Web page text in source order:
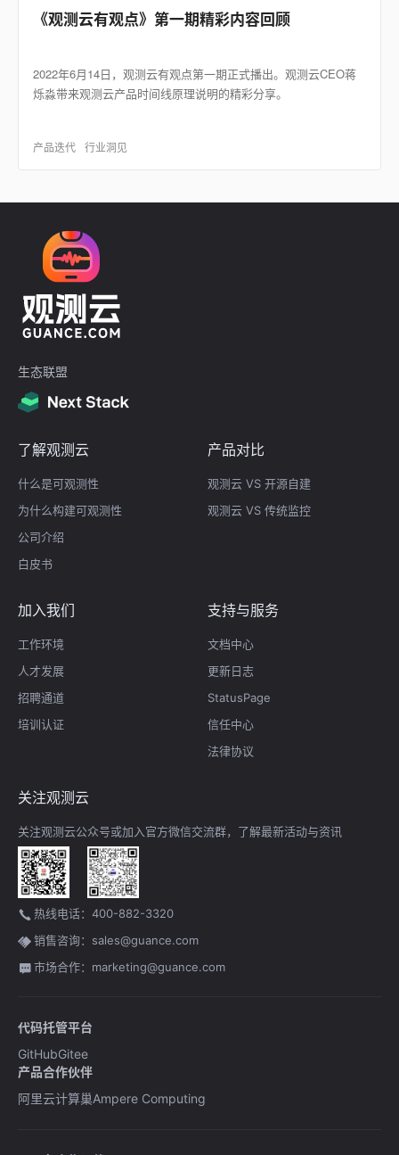
《观测云有观点》第一期精彩内容回顾
2022年6月14日，观测云有观点第一期正式播出。观测云CEO蒋
烁淼带来观测云产品时间线原理说明的精彩分享。
产品迭代 行业洞见
生态联盟
了解观测云
什么是可观测性
为什么构建可观测性
公司介绍
白皮书
产品对比
观测云 VS 开源自建
观测云 VS 传统监控
加入我们
工作环境
人才发展
招聘通道
培训认证
支持与服务
文档中心
更新日志
StatusPage
信任中心
法律协议
关注观测云
关注观测云公众号或加入官方微信交流群，了解最新活动与资讯
热线电话：400-882-3320
销售咨询：sales@guance.com
市场合作：marketing@guance.com
代码托管平台
GitHubGitee
产品合作伙伴
阿里云计算巢Ampere Computing